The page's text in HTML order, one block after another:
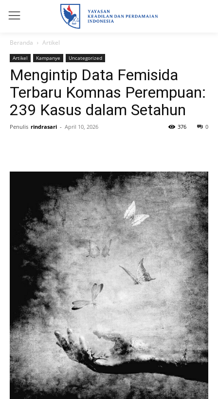
Beranda Artikel
Artikel Kampanye Uncategorized
Mengintip Data Femisida
Terbaru Komnas Perempuan:
239 Kasus dalam Setahun
Penulis rindrasari - April 10, 2026 0
376